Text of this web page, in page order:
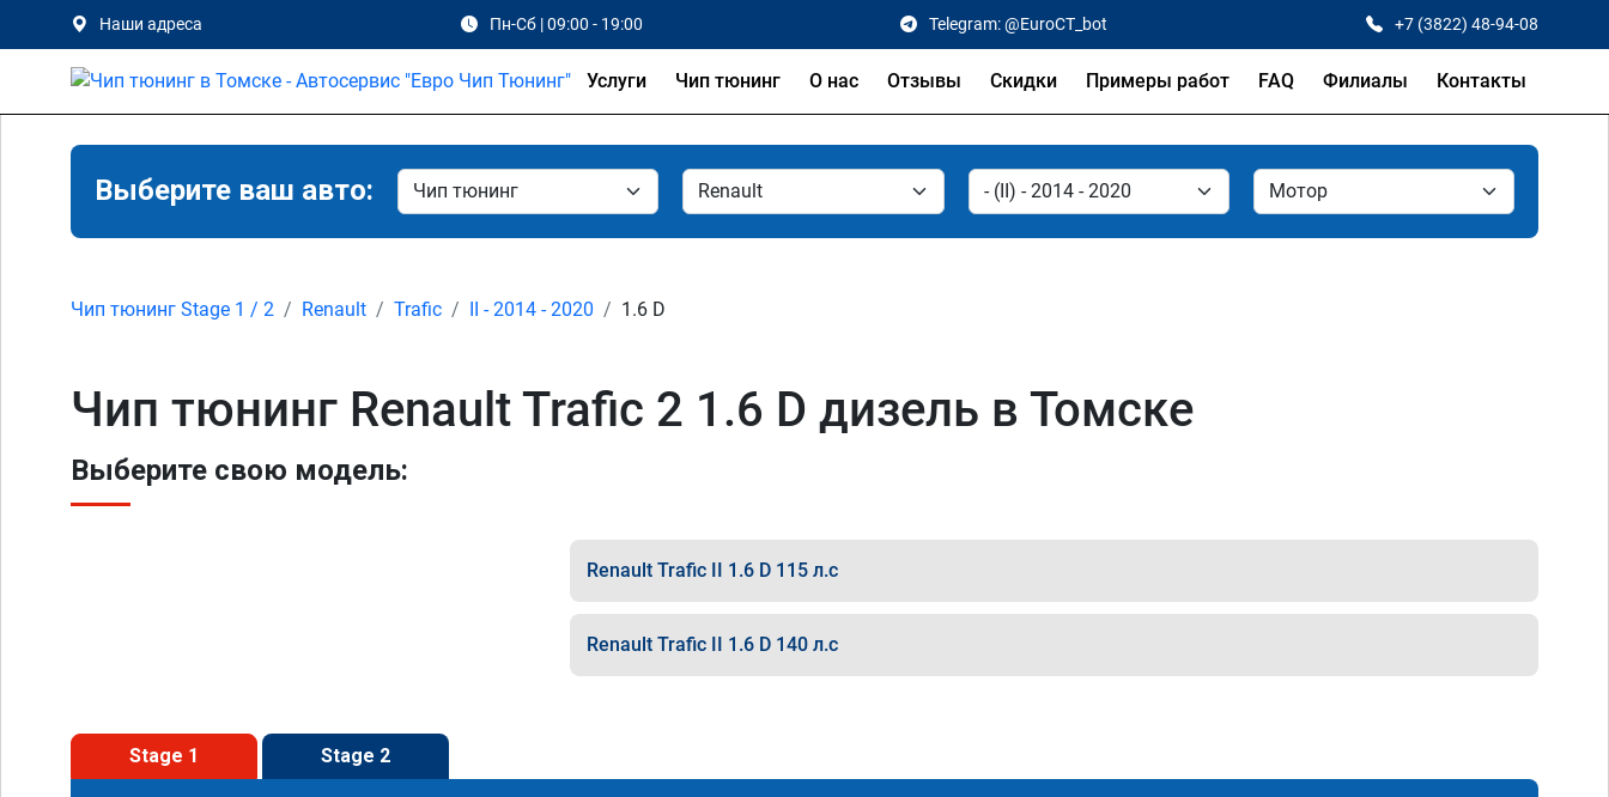
Наши адреса Пн-Сб | 09:00 - 19:00 Telegram: @EuroCT_bot +7 (3822) 48-94-08
Услуги Чип тюнинг О нас Отзывы Скидки Примеры работ FAQ Филиалы Контакты
Выберите ваш авто:
Чип тюнинг Stage 1 / 2 Renault Trafic II - 2014 - 2020 1.6 D
Чип тюнинг Renault Trafic 2 1.6 D дизель в Томске
Выберите свою модель:
Renault Trafic II 1.6 D 115 л.с
Renault Trafic II 1.6 D 140 л.с
Stage 1 Stage 2